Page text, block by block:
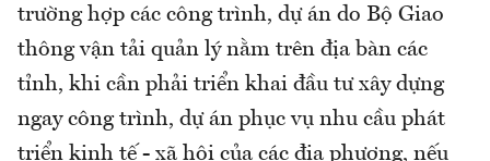
trường hợp các công trình, dự án do Bộ Giao
thông vận tải quản lý nằm trên địa bàn các
tỉnh, khi cần phải triển khai đầu tư xây dựng
ngay công trình, dự án phục vụ nhu cầu phát
triển kinh tế - xã hội của các địa phương, nếu